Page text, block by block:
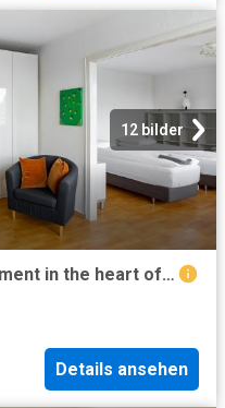
12 bilder
Beautiful and spacious apartment in the heart of Aachen, Aachen Amsterdam Apartments for Rent
Details ansehen